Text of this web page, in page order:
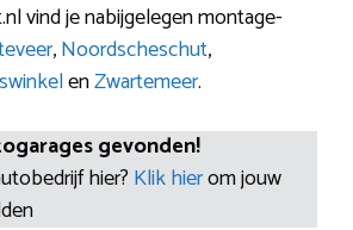
vind je nabijgelegen montage-
,Noordscheschut,
enZwartemeer.
gevonden!
hier? Klik hierom jouw